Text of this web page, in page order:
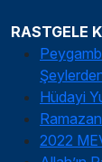
RASTGELE
Hüdayi
2022